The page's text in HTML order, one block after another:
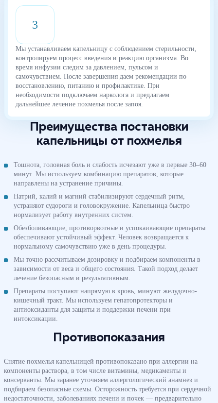
3
Мы устанавливаем капельницу с соблюдением стерильности,
контролируем процесс введения и реакцию организма. Во
время инфузии следим за давлением, пульсом и
самочувствием. После завершения даем рекомендации по
восстановлению, питанию и профилактике. При
необходимости подключаем нарколога и предлагаем
дальнейшее лечение похмелья после запоя.
Преимущества постановки
капельницы от похмелья
Тошнота, головная боль и слабость исчезают уже в первые 30–60
минут. Мы используем комбинацию препаратов, которые
направлены на устранение причины.
Натрий, калий и магний стабилизируют сердечный ритм,
устраняют судороги и головокружение. Капельница быстро
нормализует работу внутренних систем.
Обезболивающие, противорвотные и успокаивающие препараты
обеспечивают устойчивый эффект. Человек возвращается к
нормальному самочувствию уже в день процедуры.
Мы точно рассчитываем дозировку и подбираем компоненты в
зависимости от веса и общего состояния. Такой подход делает
лечение безопасным и результативным.
Препараты поступают напрямую в кровь, минуют желудочно-
кишечный тракт. Мы используем гепатопротекторы и
антиоксиданты для защиты и поддержки печени при
интоксикации.
Противопоказания
Снятие похмелья капельницей противопоказано при аллергии на
компоненты раствора, в том числе витамины, медикаменты и
консерванты. Мы заранее уточняем аллергологический анамнез и
подбираем безопасные схемы. Осторожность требуется при сердечной
недостаточности, заболеваниях печени и почек — предварительно